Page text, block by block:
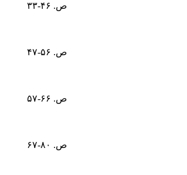
ص. ۴۶-۳۳
ص. ۵۶-۴۷
ص. ۶۶-۵۷
ص. ۸۰-۶۷